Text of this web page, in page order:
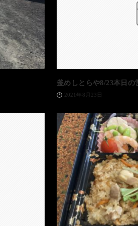
釜めしとらや8/23本日の
2021年8月23日